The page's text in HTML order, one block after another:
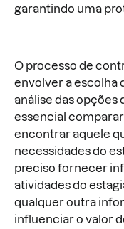
garantindo uma
O processo de
envolver a escolha
análise das opções
essencial
encontrar aquele
necessidades do
preciso fornecer
atividades do
qualquer outra
influenciar o valor